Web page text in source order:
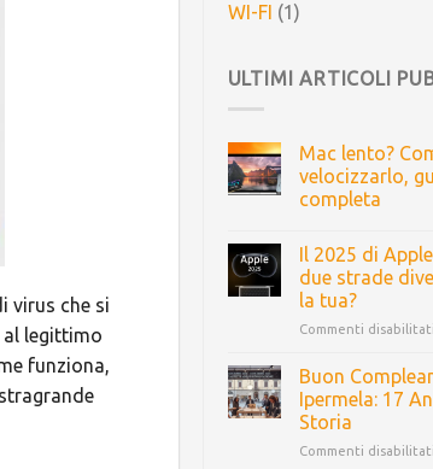
virus che si
legittimo
funziona,
WI-FI (1)
ULTIMI ARTICOLI
Mac lento?
velocizzarlo,
completa
Il 2025 di
due strade
la tua?
Commenti disabilitati
Buon
Ipermela: 17
Storia
Commenti disabilitati